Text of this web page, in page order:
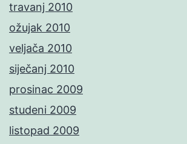
travanj 2010
ožujak 2010
veljača 2010
siječanj 2010
prosinac 2009
studeni 2009
listopad 2009